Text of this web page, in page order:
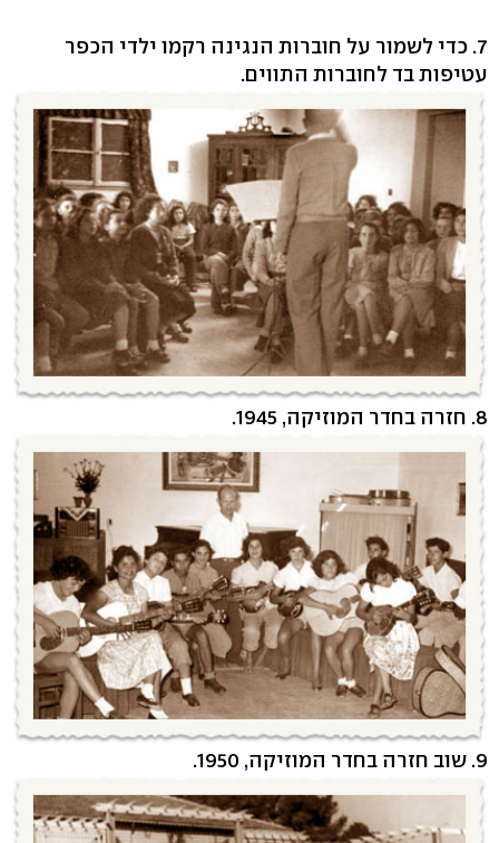
7. כדי לשמור על חוברות הנגינה רקמו ילדי הכפר
עטיפות בד לחוברות התווים.
8. חזרה בחדר המוזיקה, 1945.
9. שוב חזרה בחדר המוזיקה, 1950.